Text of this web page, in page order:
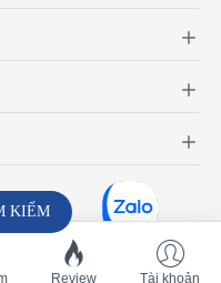
Review Tài khoản
KIẾM